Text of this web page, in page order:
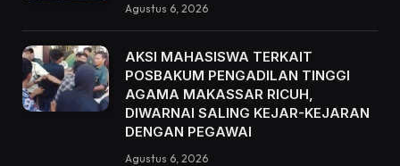
Agustus 6, 2026
AKSI MAHASISWA TERKAIT
POSBAKUM PENGADILAN TINGGI
AGAMA MAKASSAR RICUH,
DIWARNAI SALING KEJAR-KEJARAN
DENGAN PEGAWAI
Agustus 6, 2026